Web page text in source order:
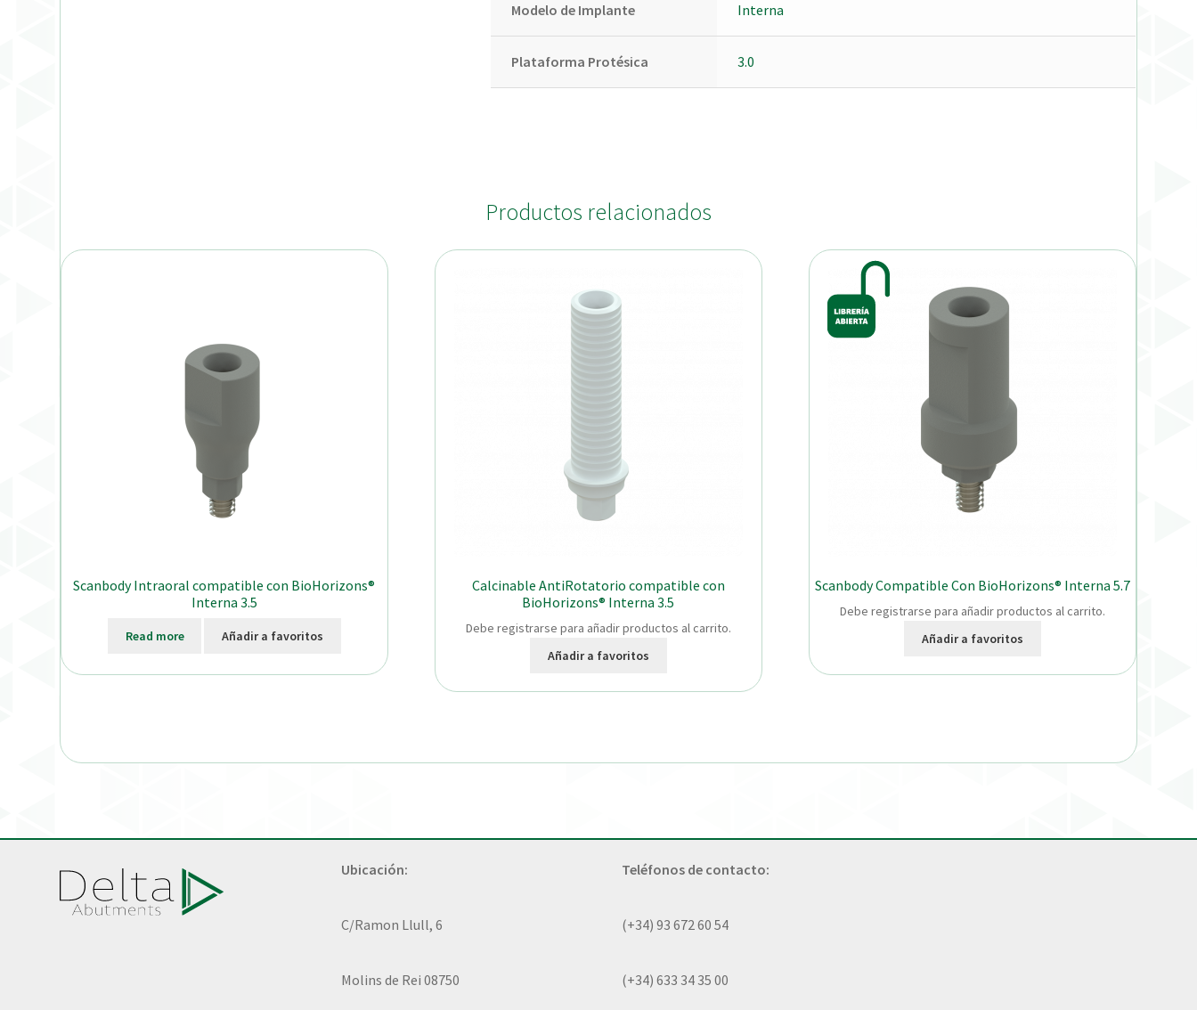
Modelo de Implante Interna
Plataforma Protésica 3.0
Productos relacionados
Scanbody Intraoral compatible con BioHorizons®
Interna 3.5
Read more Añadir a favoritos
Calcinable AntiRotatorio compatible con
BioHorizons® Interna 3.5
Debe registrarse para añadir productos al carrito.
Añadir a favoritos
Scanbody Compatible Con BioHorizons® Interna 5.7
Debe registrarse para añadir productos al carrito.
Añadir a favoritos
Ubicación:
C/Ramon Llull, 6
Molins de Rei 08750
Teléfonos de contacto:
(+34) 93 672 60 54
(+34) 633 34 35 00